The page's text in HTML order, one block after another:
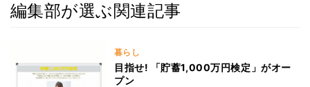
編集部が選ぶ関連記事
暮らし
目指せ! 「貯蓄1,000万円検定」がオー
プン